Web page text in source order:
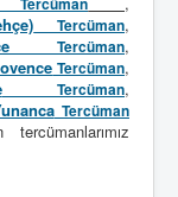
Tercüman,
Tercüman,
Tercüman,
Tercüman,
Tercüman